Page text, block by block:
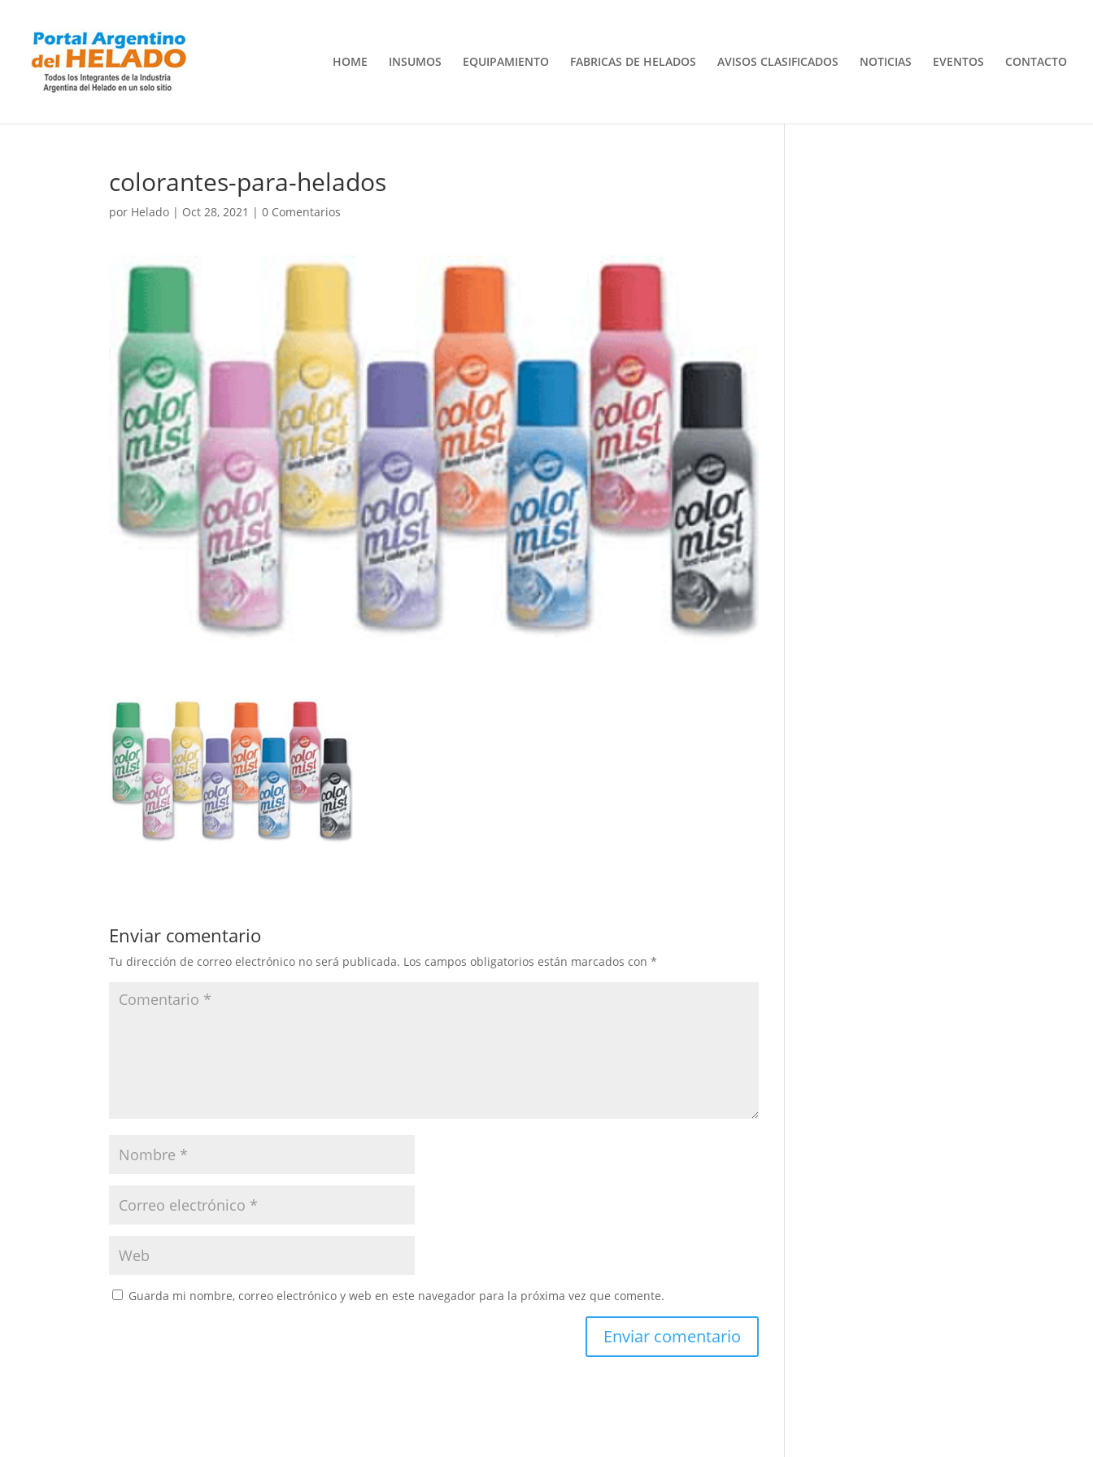
HOME INSUMOS EQUIPAMIENTO FABRICAS DE HELADOS AVISOS CLASIFICADOS NOTICIAS EVENTOS CONTACTO
colorantes-para-helados
por Helado | Oct 28, 2021 |0 Comentarios
Enviar comentario
Tu dirección de correo electrónico no será publicada. Los campos obligatorios están marcados con*
Guarda mi nombre, correo electrónico y web en este navegador para la próxima vez que comente.